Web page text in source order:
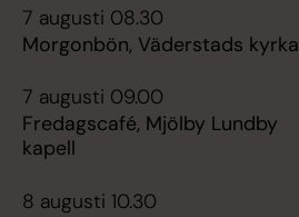
7 augusti 08.30
Morgonbön, Väderstads kyrka
7 augusti 09.00
Fredagscafé, Mjölby Lundby
kapell
8 augusti 10.30